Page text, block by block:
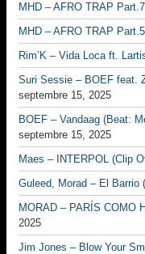
MHD – AFRO TRAP
MHD – AFRO TRAP
Rim’K – Vida Loca ft.
Suri Sessie – BOEF feat.
septembre 15, 2025
BOEF – Vandaag (Beat:
septembre 15, 2025
Maes – INTERPOL (Clip
Guleed, Morad – El Barrio
MORAD – PARÍS COMO
2025
Jim Jones – Blow Your